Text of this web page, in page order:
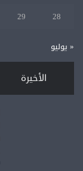
28
29
« يوليو
الأخيرة